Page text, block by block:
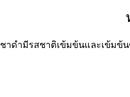
ชาดำมีรสชาติเข้มข้นและเข้มข้